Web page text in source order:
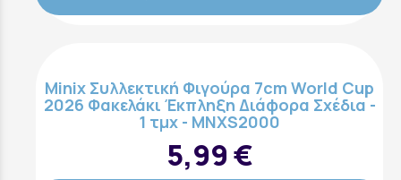
Minix Συλλεκτική Φιγούρα 7cm World Cup
2026 Φακελάκι Έκπληξη Διάφορα Σχέδια -
1 τμχ - MNXS2000
5,99 €